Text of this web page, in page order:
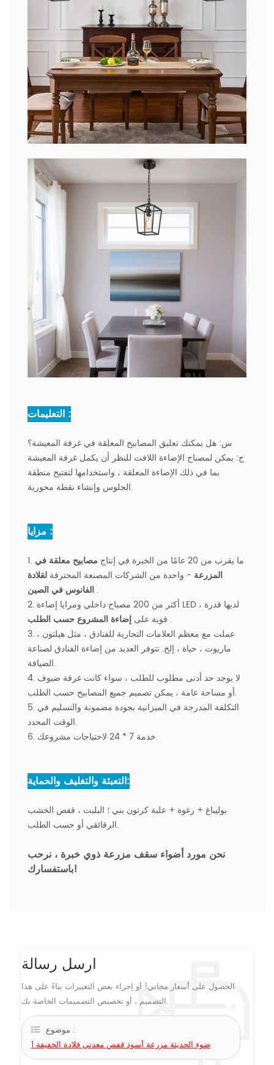
التعليمات :
س: هل يمكنك تعليق المصابيح المعلقة في غرفة المعيشة؟
ج: يمكن لمصباح الإضاءة اللافت للنظر أن يكمل غرفة المعيشة
بما في ذلك الإضاءة المعلقة ، واستخدامها لتفتيح منطقة
الجلوس وإنشاء نقطة محورية.
مزايا :
1. ما يقرب من 20 عامًا من الخبرة في إنتاج
مصابيح معلقة في
المزرعة - واحدة من الشركات المصنعة المحترفة لقلادة
.
2. أكثر من 200 مصباح داخلي ومرايا إضاءة LED ، لديها قدرة
قوية على .
3. عملت مع معظم العلامات التجارية للفنادق ، مثل هيلتون ،
ماريوت ، حياة ، إلخ. تتوفر العديد من إضاءة الفنادق لصناعة
الضيافة.
4. لا يوجد حد أدنى مطلوب للطلب ، سواء كانت غرفة ضيوف
أو مساحة عامة ، يمكن تصميم جميع المصابيح حسب الطلب.
5. التكلفة المدرجة في الميزانية بجودة مضمونة والتسليم في
الوقت المحدد.
6. خدمة 7 * 24 لاحتياجات مشروعك.
التعبئة والتغليف والحماية:
بوليباغ + رغوة + علبة كرتون بني ؛ البليت ، قفص الخشب
الرقائقي أو حسب الطلب.
نحن مورد أضواء سقف مزرعة ذوي خبرة ، نرحب
باستفسارك!
ارسل رسالة
الحصول على أسعار مجاني! أو إجراء بعض التغييرات بناءً على هذا
التصميم ، أو تخصيص التصميمات الخاصة بك.
موضوع :
1 ضوء الحديثة مزرعة أسود قفص معدني قلادة الخفيفة